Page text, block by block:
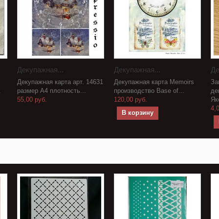
Декупажная...
Декупажная карта арт. 14631
размер А4 плотность...
55,00 руб.
Декупажная...
Декупажная карта Memoirs
производство Base of...
120,00 руб.
В корзину